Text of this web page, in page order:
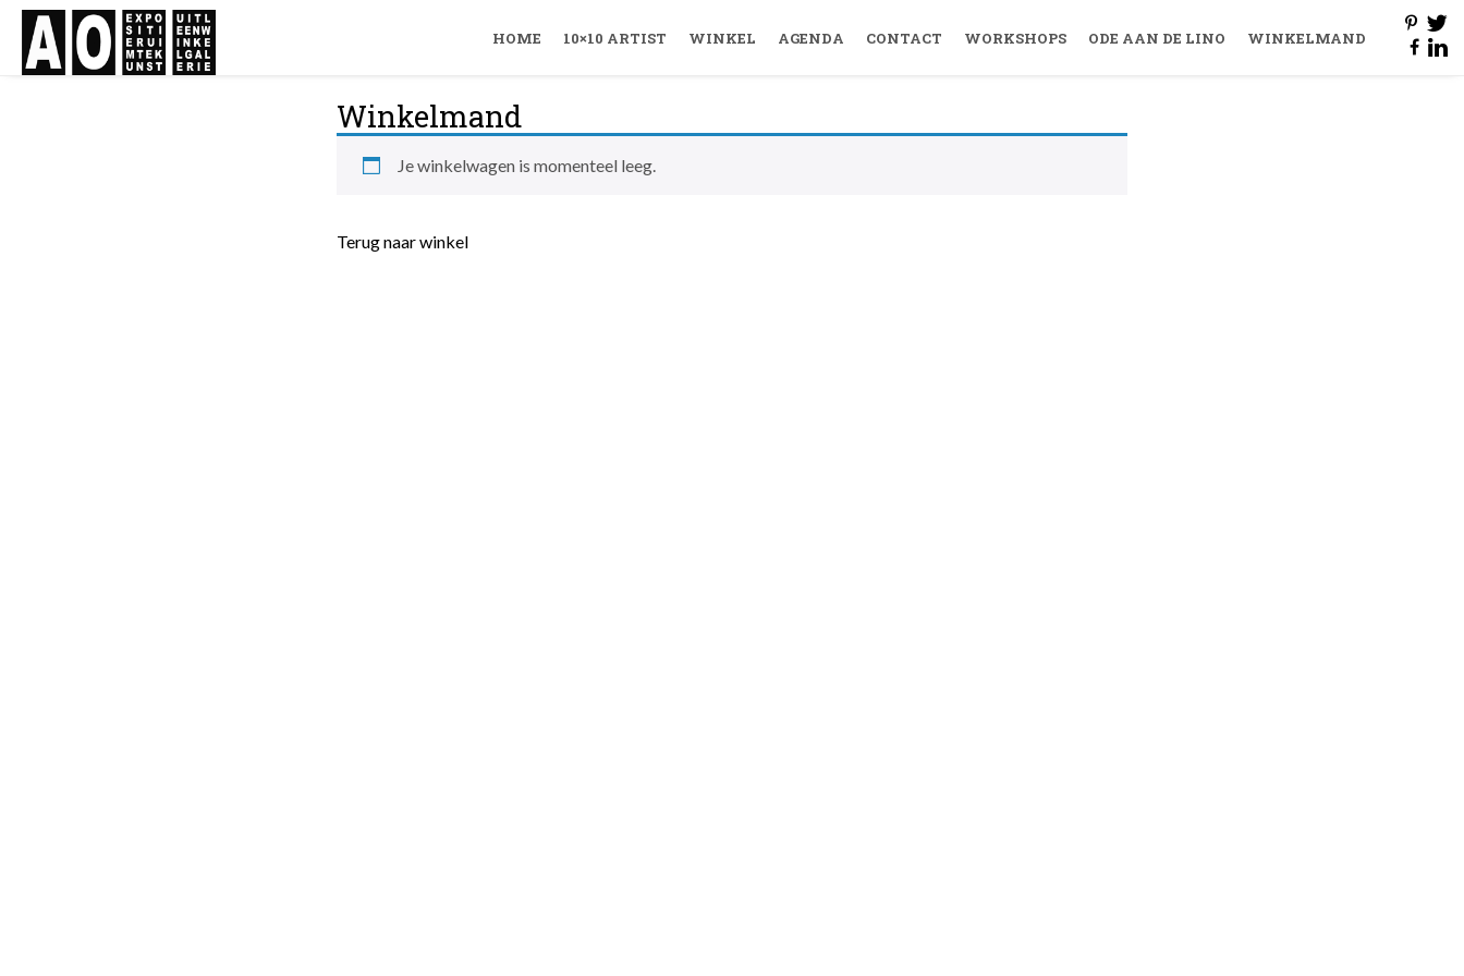
HOME 10×10 ARTIST WINKEL AGENDA CONTACT WORKSHOPS ODE AAN DE LINO WINKELMAND
Winkelmand
Je winkelwagen is momenteel leeg.
Terug naar winkel